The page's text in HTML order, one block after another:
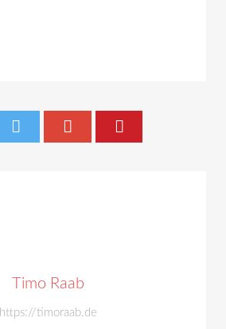
Timo Raab
https://timoraab.de